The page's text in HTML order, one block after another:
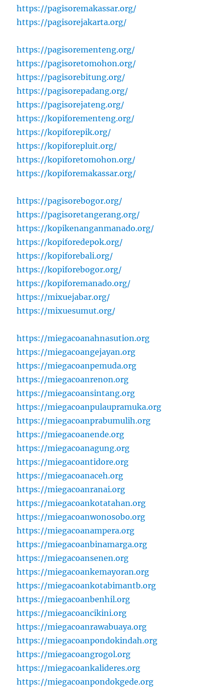
https://pagisoremakassar.org/
https://pagisorejakarta.org/
https://pagisorementeng.org/
https://pagisoretomohon.org/
https://pagisorebitung.org/
https://pagisorepadang.org/
https://pagisorejateng.org/
https://kopiforementeng.org/
https://kopiforepik.org/
https://kopiforepluit.org/
https://kopiforetomohon.org/
https://kopiforemakassar.org/
https://pagisorebogor.org/
https://pagisoretangerang.org/
https://kopikenanganmanado.org/
https://kopiforedepok.org/
https://kopiforebali.org/
https://kopiforebogor.org/
https://kopiforemanado.org/
https://mixuejabar.org/
https://mixuesumut.org/
https://miegacoanahnasution.org
https://miegacoangejayan.org
https://miegacoanpemuda.org
https://miegacoanrenon.org
https://miegacoansintang.org
https://miegacoanpulaupramuka.org
https://miegacoanprabumulih.org
https://miegacoanende.org
https://miegacoanagung.org
https://miegacoantidore.org
https://miegacoanaceh.org
https://miegacoanranai.org
https://miegacoankotatahan.org
https://miegacoanwonosobo.org
https://miegacoanampera.org
https://miegacoanbinamarga.org
https://miegacoansenen.org
https://miegacoankemayoran.org
https://miegacoankotabimantb.org
https://miegacoanbenhil.org
https://miegacoancikini.org
https://miegacoanrawabuaya.org
https://miegacoanpondokindah.org
https://miegacoangrogol.org
https://miegacoankalideres.org
https://miegacoanpondokgede.org